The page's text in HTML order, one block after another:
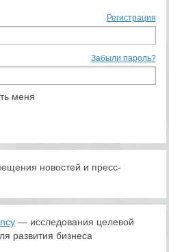
Регистрация
Забыли пароль?
меня
новостей и пресс-
— исследования целевой
развития бизнеса